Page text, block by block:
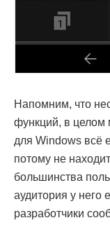
Напомним, что
функций, в целом
для Windows всё
потому не
большинства
аудитория у него
разработчики